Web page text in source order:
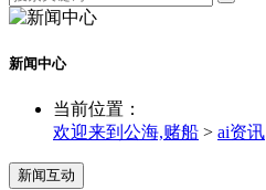
新闻中心
当前位置：
欢迎来到公海,赌船 > ai资讯
新闻互动